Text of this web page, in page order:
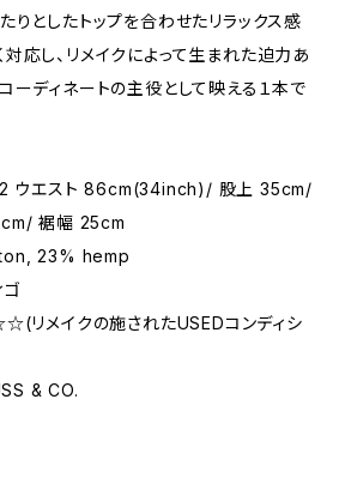
りとしたトップを合わせたリラックス感
応し、リメイクによって生まれた迫力あ
ーディネートの主役として映える１本で
ウエスト 86cm(34inch)/ 股上 35cm/
裾幅 25cm
23% hemp
イクの施されたUSEDコンディシ
& CO.